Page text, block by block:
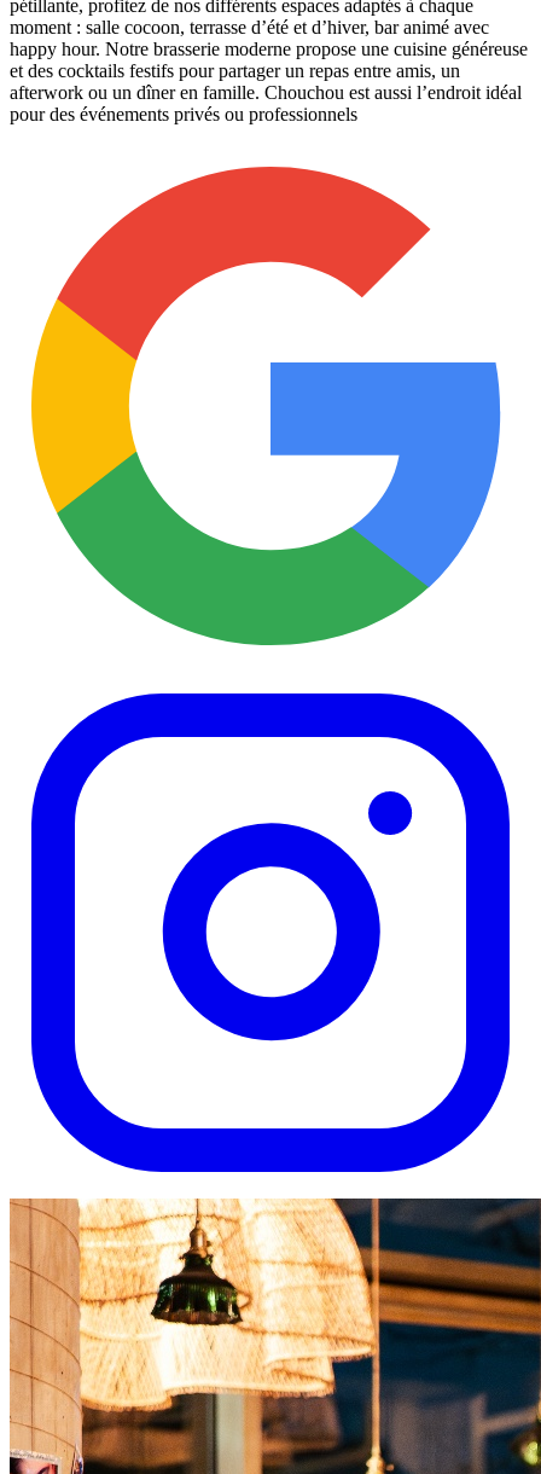
pétillante, profitez de nos différents espaces adaptés à chaque
moment : salle cocoon, terrasse d’été et d’hiver, bar animé avec
happy hour. Notre brasserie moderne propose une cuisine généreuse
et des cocktails festifs pour partager un repas entre amis, un
afterwork ou un dîner en famille. Chouchou est aussi l’endroit idéal
pour des événements privés ou professionnels